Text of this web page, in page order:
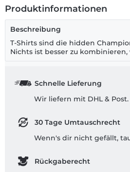
Produktinformationen
Beschreibung
T-Shirts sind die hidden
Nichts ist besser zu kombinieren,
Schnelle Lieferung
Wir liefern mit DHL & Post.
30 Tage Umtauschrecht
Wenn's dir nicht gefällt,
Rückgaberecht